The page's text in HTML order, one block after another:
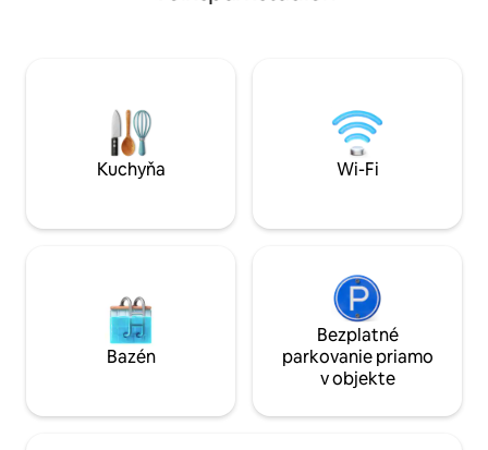
Alsteru a štyri kilometre od prístavu.
Okolie je tiché a bezpečné,
supermarkety a reštaurácie sú v pešej
vzdialenosti. Stanice metra
vzdialené len niekoľko minút. Autobus
je možné zaparkovať takmer kdekoľvek
je povolené. Fajčenie pred dverami je v
poriadku, ale nehovorte nahlas kvôli
susedom. Nikdy nepoužívajte kvetináče
ako popolník (niekto to už urobil...)!
skorý/neskorý
Kuchyňa Wi-Fi
Bazén
Bezplatné
parkovanie priamo
v objekte